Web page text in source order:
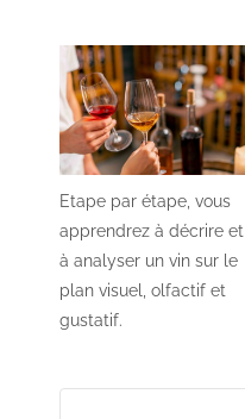
Etape par étape, vous
apprendrez à décrire et
à analyser un vin sur le
plan visuel, olfactif et
gustatif.